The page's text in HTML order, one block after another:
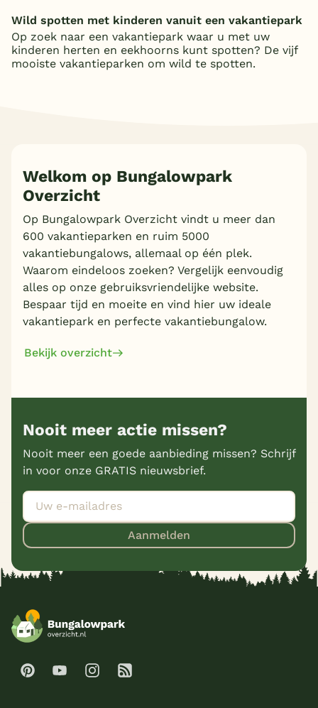
Wild spotten met kinderen vanuit een vakantiepark
Op zoek naar een vakantiepark waar u met uw
kinderen herten en eekhoorns kunt spotten? De vijf
mooiste vakantieparken om wild te spotten.
Welkom op Bungalowpark
Overzicht
Op Bungalowpark Overzicht vindt u meer dan
600 vakantieparken en ruim 5000
vakantiebungalows, allemaal op één plek.
Waarom eindeloos zoeken? Vergelijk eenvoudig
alles op onze gebruiksvriendelijke website.
Bespaar tijd en moeite en vind hier uw ideale
vakantiepark en perfecte vakantiebungalow.
Bekijk overzicht
Nooit meer actie missen?
Nooit meer een goede aanbieding missen? Schrijf
in voor onze GRATIS nieuwsbrief.
Aanmelden